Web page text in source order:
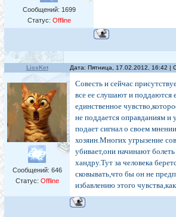
Сообщений: 1699
Статус: Offline
LissKet Дата: Пятница, 17.02.2012, 16:42 |
Сообщений: 646
Статус: Offline
Совесть и сейчас
все ее слушают и поддаются
единственное
не поддается оправданиям и
подает сигнал о своем
хозяин.Многих угрызение
убивает,они начинают
хандру.Тут за человека
сковывать,что бы он не
избавлению этого